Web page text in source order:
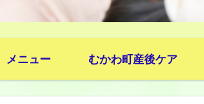
メニュー むかわ町産後ケア